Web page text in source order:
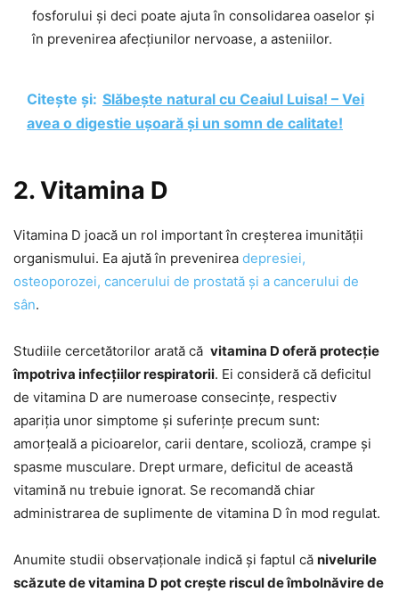
fosforului și deci poate ajuta în consolidarea oaselor și
în prevenirea afecțiunilor nervoase, a asteniilor.
Citește și: Slăbește natural cu Ceaiul Luisa! – Vei
avea o digestie ușoară și un somn de calitate!
2. Vitamina D
Vitamina D joacă un rol important în creșterea imunității
organismului. Ea ajută în prevenirea depresiei,
osteoporozei, cancerului de prostată și a cancerului de
sân.
Studiile cercetătorilor arată că vitamina D oferă protecție
împotriva infecțiilor respiratorii. Ei consideră că deficitul
de vitamina D are numeroase consecințe, respectiv
apariția unor simptome și suferințe precum sunt:
amorțeală a picioarelor, carii dentare, scolioză, crampe și
spasme musculare. Drept urmare, deficitul de această
vitamină nu trebuie ignorat. Se recomandă chiar
administrarea de suplimente de vitamina D în mod regulat.
Anumite studii observaționale indică și faptul că nivelurile
scăzute de vitamina D pot crește riscul de îmbolnăvire de